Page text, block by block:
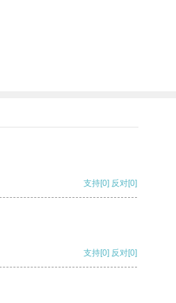
支持[0] 反对[0]
支持[0] 反对[0]